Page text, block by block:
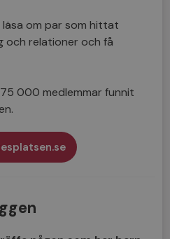
läsa om par som hittat
och relationer och få
000 medlemmar funnit